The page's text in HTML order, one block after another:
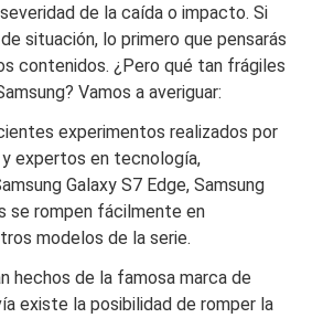
de la caída o impacto. Si
situación, lo primero que pensarás
contenidos. ¿Pero qué tan frágiles
Vamos a averiguar:
experimentos realizados por
expertos en tecnología,
Galaxy S7 Edge, Samsung
se rompen fácilmente en
modelos de la serie.
hechos de la famosa marca de
existe la posibilidad de romper la